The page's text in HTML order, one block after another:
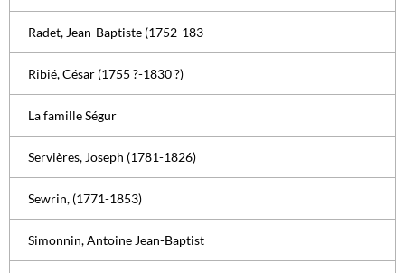
Radet, Jean-Baptiste (1752-183
Ribié, César (1755 ?-1830 ?)
La famille Ségur
Servières, Joseph (1781-1826)
Sewrin, (1771-1853)
Simonnin, Antoine Jean-Baptist